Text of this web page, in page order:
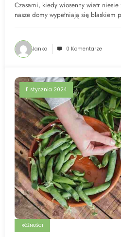
Czasami, kiedy wiosenny wiatr
nasze domy wypełniają się blaskiem
Janka 0 Komentarze
11 stycznia 2024
RÓŻNOŚCI